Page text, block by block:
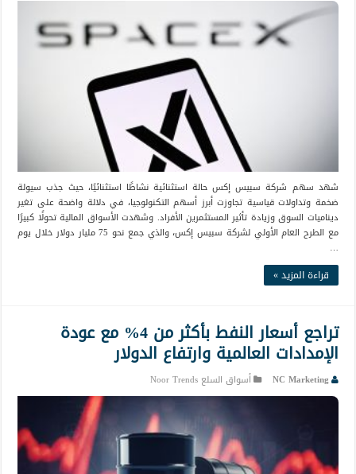
شهد سهم شركة سبيس إكس حالة استثنائية نشاطًا استثنائيًا، حيث جذب سيولة
ضخمة وتداولات قياسية تجاوزت أبرز أسهم التكنولوجيا، في دلالة واضحة على تغير
ديناميات السوق وزيادة تأثير المستثمرين الأفراد. وشهدت الأسواق المالية تحولًا كبيرًا
مع الطرح العام الأولي لشركة سبيس إكس، والذي جمع نحو 75 مليار دولار خلال يوم
…
قراءة المزيد »
تراجع أسعار النفط بأكثر من 4% مع عودة
الإمدادات العالمية وارتفاع الدولار
NC Marketing أسواق السلع Noor Trends